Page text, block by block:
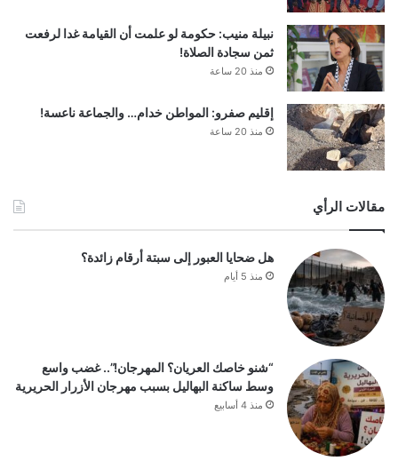
نبيلة منيب: حكومة لو علمت أن القيامة غدا لرفعت
ثمن سجادة الصلاة!
منذ 20 ساعة
إقليم صفرو: المواطن خدام… والجماعة ناعسة!
منذ 20 ساعة
مقالات الرأي
هل ضحايا العبور إلى سبتة أرقام زائدة؟
منذ 5 أيام
“شنو خاصك العريان؟ المهرجان!”.. غضب واسع
وسط ساكنة البهاليل بسبب مهرجان الأزرار الحريرية
منذ 4 أسابيع